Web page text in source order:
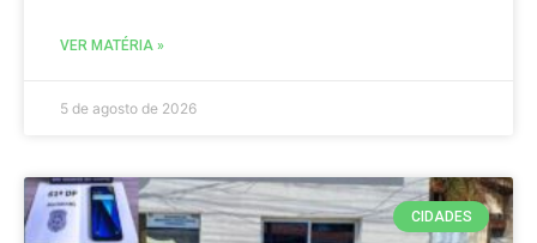
VER MATÉRIA »
5 de agosto de 2026
CIDADES